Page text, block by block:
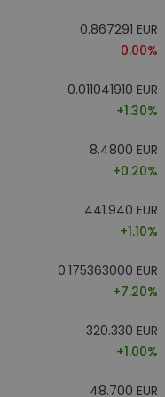
0.867291 EUR
0.00%
0.011041910 EUR
+1.30%
8.4800 EUR
+0.20%
441.940 EUR
+1.10%
0.175363000 EUR
+7.20%
320.330 EUR
+1.00%
48.700 EUR